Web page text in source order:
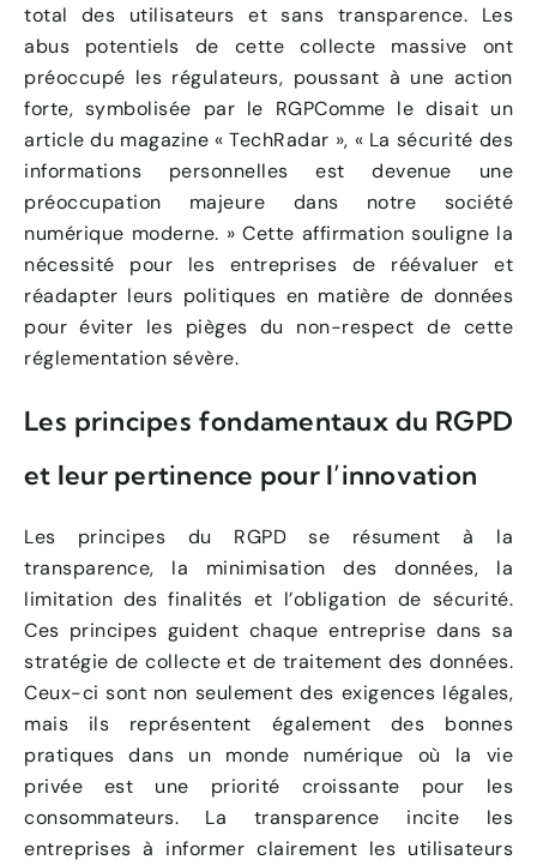
total des utilisateurs et sans transparence. Les
abus potentiels de cette collecte massive ont
préoccupé les régulateurs, poussant à une action
forte, symbolisée par le RGPComme le disait un
article du magazine « TechRadar », « La sécurité des
informations personnelles est devenue une
préoccupation majeure dans notre société
numérique moderne. » Cette affirmation souligne la
nécessité pour les entreprises de réévaluer et
réadapter leurs politiques en matière de données
pour éviter les pièges du non-respect de cette
réglementation sévère.
Les principes fondamentaux du RGPD
et leur pertinence pour l’innovation
Les principes du RGPD se résument à la
transparence, la minimisation des données, la
limitation des finalités et l’obligation de sécurité.
Ces principes guident chaque entreprise dans sa
stratégie de collecte et de traitement des données.
Ceux-ci sont non seulement des exigences légales,
mais ils représentent également des bonnes
pratiques dans un monde numérique où la vie
privée est une priorité croissante pour les
consommateurs. La transparence incite les
entreprises à informer clairement les utilisateurs